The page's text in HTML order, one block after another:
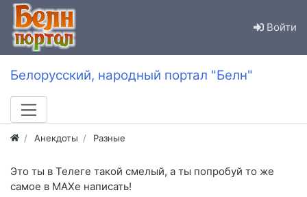
Войти
Белорусский, народный портал "Белн"
Анекдоты Разные
Это ты в Телеге такой смелый, а ты попробуй то же
самое в MAXe написать!